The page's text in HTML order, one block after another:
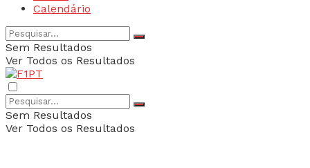
Calendário
Sem Resultados
Ver Todos os Resultados
Sem Resultados
Ver Todos os Resultados